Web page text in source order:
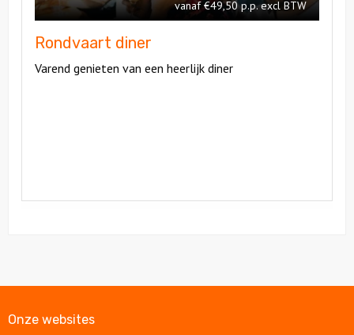
vanaf €49,50 p.p. excl BTW
Rondvaart diner
Varend genieten van een heerlijk diner
Onze websites